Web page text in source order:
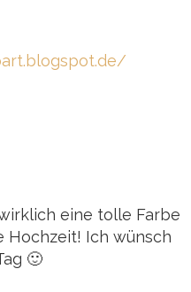
eine tolle Farbe
Hochzeit! Ich wünsch
🙂